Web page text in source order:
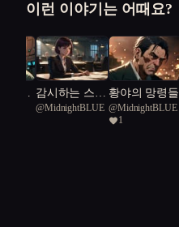
이런 이야기는 어때요?
: 새 감시하는 스파
이 지켜야 하
@MidnightBLUE
황야의 망령들
@MidnightBLUE
1